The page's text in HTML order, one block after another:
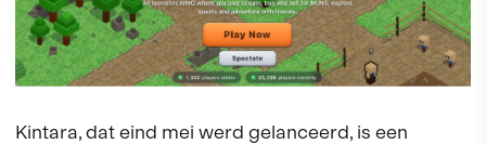
Kintara, dat eind mei werd gelanceerd, is een